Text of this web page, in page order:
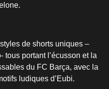
de shorts uniques –
tous portant l’écusson et la
du FC Barça, avec la
ludiques d’Eubi.